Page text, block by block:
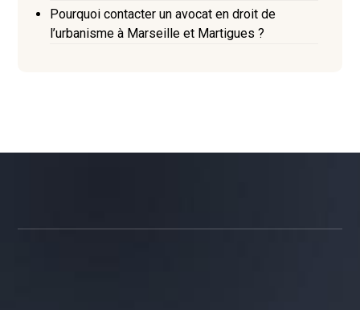
Pourquoi contacter un avocat en droit de
l’urbanisme à Marseille et Martigues ?